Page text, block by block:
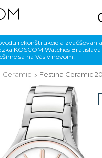
rekonštrukcie a
KOSCOM Watches Bratislava
sa na Vás v novom!
Ceramic Festina Ceramic